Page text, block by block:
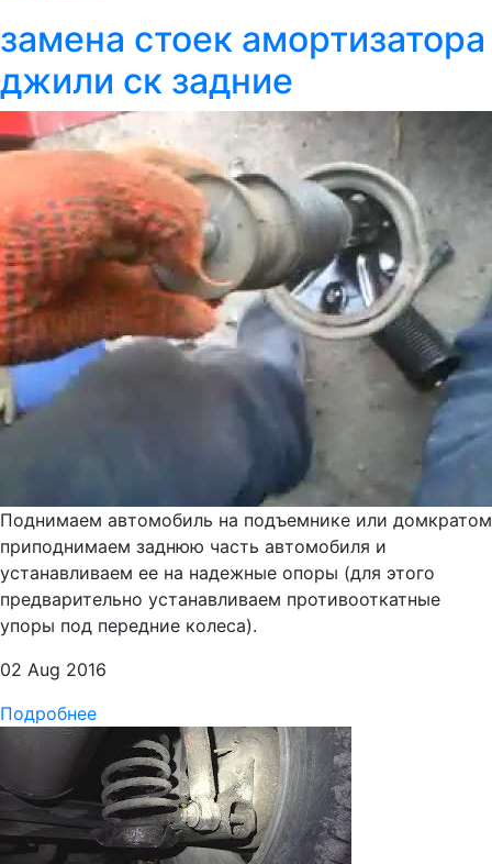
замена стоек амортизатора
джили ск задние
Поднимаем автомобиль на подъемнике или домкратом
приподнимаем заднюю часть автомобиля и
устанавливаем ее на надежные опоры (для этого
предварительно устанавливаем противооткатные
упоры под передние колеса).
02 Aug 2016
Подробнее